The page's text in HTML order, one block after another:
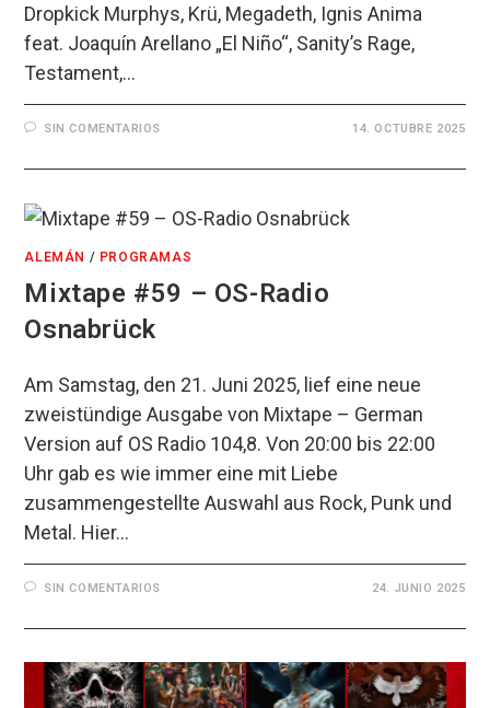
Dropkick Murphys, Krü, Megadeth, Ignis Anima
feat. Joaquín Arellano „El Niño“, Sanity’s Rage,
Testament,…
SIN COMENTARIOS 14. OCTUBRE 2025
ALEMÁN / PROGRAMAS
Mixtape #59 – OS-Radio
Osnabrück
Am Samstag, den 21. Juni 2025, lief eine neue
zweistündige Ausgabe von Mixtape – German
Version auf OS Radio 104,8. Von 20:00 bis 22:00
Uhr gab es wie immer eine mit Liebe
zusammengestellte Auswahl aus Rock, Punk und
Metal. Hier…
SIN COMENTARIOS 24. JUNIO 2025